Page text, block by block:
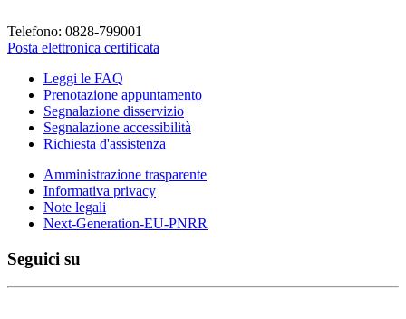
Telefono: 0828-799001
Posta elettronica certificata
Leggi le FAQ
Prenotazione appuntamento
Segnalazione disservizio
Segnalazione accessibilità
Richiesta d'assistenza
Amministrazione trasparente
Informativa privacy
Note legali
Next-Generation-EU-PNRR
Seguici su